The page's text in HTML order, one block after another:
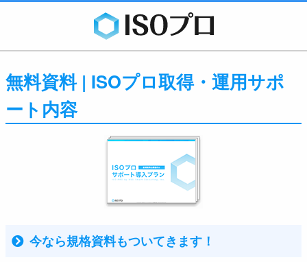
無料資料 | ISOプロ取得・運用サポ
ート内容
今なら規格資料もついてきます！